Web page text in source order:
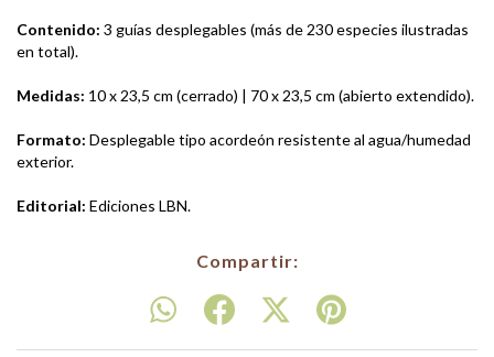
Contenido: 3 guías desplegables (más de 230 especies ilustradas
en total).
Medidas: 10 x 23,5 cm (cerrado) | 70 x 23,5 cm (abierto extendido).
Formato: Desplegable tipo acordeón resistente al agua/humedad
exterior.
Editorial: Ediciones LBN.
Compartir: